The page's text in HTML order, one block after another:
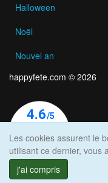
Halloween
Noël
Nouvel an
happyfete.com © 2026
Les cookies assurent le
utilisant ce dernier, vous
j'ai compris